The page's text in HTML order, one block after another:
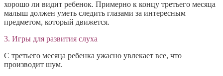
хорошо ли видит ребенок. Примерно к концу третьего месяца
малыш должен уметь следить глазами за интересным
предметом, который движется.
3. Игры для развития слуха
С третьего месяца ребенка ужасно увлекает все, что
производит шум.